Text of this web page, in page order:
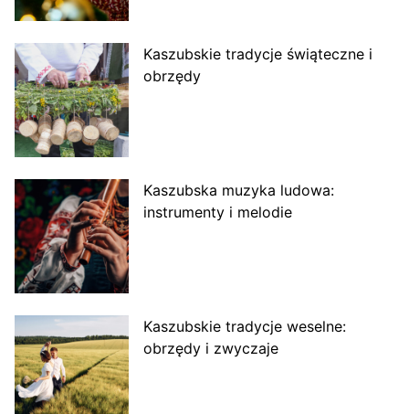
Kaszubskie tradycje świąteczne i
obrzędy
Kaszubska muzyka ludowa:
instrumenty i melodie
Kaszubskie tradycje weselne:
obrzędy i zwyczaje